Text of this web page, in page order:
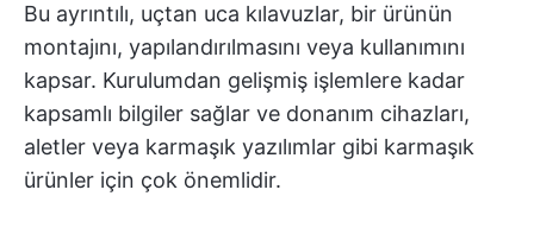
Bu ayrıntılı, uçtan uca kılavuzlar, bir ürünün
montajını, yapılandırılmasını veya kullanımını
kapsar. Kurulumdan gelişmiş işlemlere kadar
kapsamlı bilgiler sağlar ve donanım cihazları,
aletler veya karmaşık yazılımlar gibi karmaşık
ürünler için çok önemlidir.